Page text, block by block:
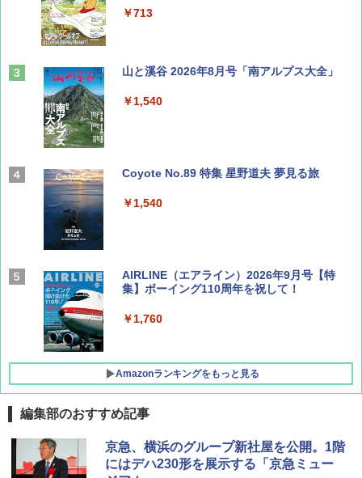
￥713
山と溪谷 2026年8月号「南アルプス大全」
￥1,540
Coyote No.89 特集 星野道夫 夢見る旅
￥1,540
AIRLINE（エアライン）2026年9月号【特
集】ボーイング110周年を祝して！
￥1,760
Amazonランキングをもっと見る
D40 地球の歩き方 チェンマイ タイ北部の魅
力的な町 2026～2027 地球の歩き方D アジア
[キャンパーズコレクション 山善] ポップアッ
プテント 傘みたいに広げて畳める パッとサ
ッとサンシェード キューブ フルクローズ メ
GRANDOOR ステンレス保冷剤 2個セット 2
026リニューアル 急速冷凍 空間倍増 衛生的
コンパクト 保冷力長持ち
編集部のおすすめ記事
京急、横浜のグループ新社屋を公開。1階
にはデハ230形を展示する「京急ミュー